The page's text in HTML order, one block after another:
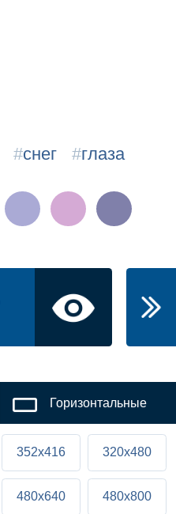
#снег #глаза
Горизонтальные
352x416 320x480
480x640 480x800